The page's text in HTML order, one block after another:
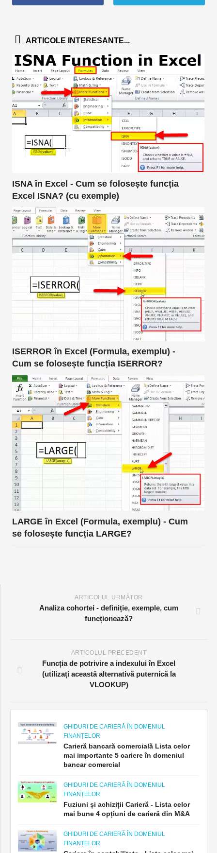
ARTICOLE INTERESANTE...
ISNA în Excel - Cum se folosește funcția
Excel ISNA? (cu exemple)
ISERROR în Excel (Formula, exemplu) -
Cum se folosește funcția ISERROR?
LARGE în Excel (Formula, exemplu) - Cum
se folosește funcția LARGE?
ARTICOLUL URMĂTOR
Analiza cohortei - definiție, exemple, cum
funcționează?
ARTICOLUL PRECEDENT
Funcția de potrivire a indexului în Excel
(utilizați această alternativă puternică la
VLOOKUP)
GHIDURI DE CARIERĂ ÎN DOMENIUL
FINANȚELOR
Carieră bancară comercială Lista celor
mai importante 5 cariere în domeniul
bancar comercial
GHIDURI DE CARIERĂ ÎN DOMENIUL
FINANȚELOR
Fuziuni și achiziții Carieră - Lista celor
mai bune 4 opțiuni de carieră din M&A
GHIDURI DE CARIERĂ ÎN DOMENIUL
FINANȚELOR